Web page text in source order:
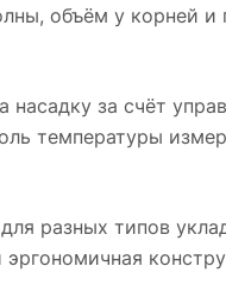
объём у корней и
за счёт
температуры
разных типов